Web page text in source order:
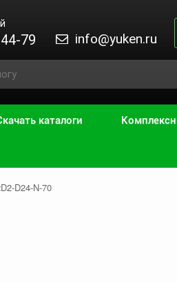
79 info@yuken.ru
каталоги
D24-N-70